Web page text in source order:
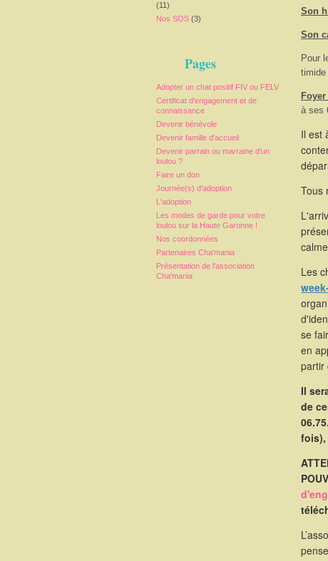
(11)
Nos SOS (3)
Pages
Adopter un chat positif FIV ou FELV
Certificat d'engagement et de
connaissance
Devenir bénévole
Devenir famille d'accueil
Devenir parrain ou marraine d'un
loulou ?
Faire un don
Journée(s) d'adoption
L'adoption
Les modes de garde pour votre
loulou sur la Haute Garonne !
Nos coordonnées
Partenaires Cha'mania
Présentation de l'association
Cha'mania
Son
Son
Pour
timide
à ses
Il est
Tous
Les
se
en
partir
Il
de
fois),